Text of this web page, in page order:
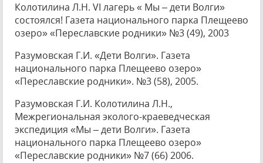
Колотилина Л.Н. VI лагерь « Мы – дети Волги»
состоялся! Газета национального парка Плещеево
озеро» «Переславские родники» №3 (49), 2003
Разумовская Г.И. «Дети Волги». Газета
национального парка Плещеево озеро»
«Переславские родники». №3 (58), 2005.
Разумовская Г.И. Колотилина Л.Н.,
Межрегиональная эколого-краеведческая
экспедиция «Мы – дети Волги». Газета
национального парка Плещеево озеро»
«Переславские родники» №7 (66) 2006.